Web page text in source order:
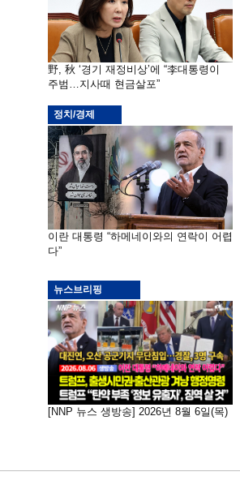
野, 秋 ‘경기 재정비상’에 “李대통령이
주범…지사때 현금살포”
정치/경제
이란 대통령 “하메네이와의 연락이 어렵
다”
뉴스브리핑
[NNP 뉴스 생방송] 2026년 8월 6일(목)